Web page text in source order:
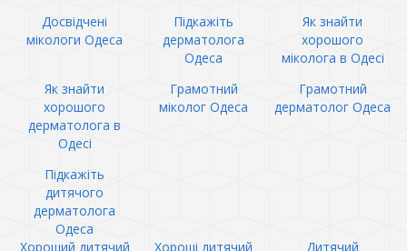
Досвідчені
мікологи Одеса
Підкажіть
дерматолога
Одеса
Як знайти
хорошого
міколога в Одесі
Як знайти
хорошого
дерматолога в
Одесі
Грамотний
міколог Одеса
Грамотний
дерматолог Одеса
Підкажіть
дитячого
дерматолога
Одеса
Хороший дитячий
Хороші дитячий
Дитячий